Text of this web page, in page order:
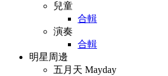
兒童
合輯
演奏
合輯
明星周邊
五月天 Mayday